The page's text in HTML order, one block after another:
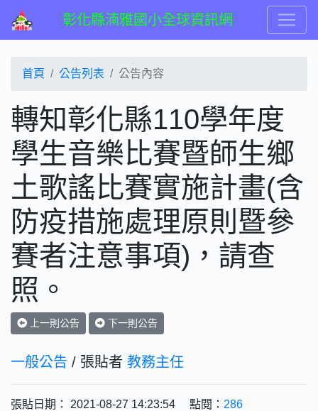
彰化縣湳雅國小全球資訊網
首頁 公告列表 公告內容
轉知彰化縣110學年度
學生音樂比賽暨師生鄉
土歌謠比賽實施計畫(含
防疫措施處理原則暨參
賽者注意事項)，請查
照。
上一則公告 下一則公告
一般公告 / 張貼者 教務主任
張貼日期： 2021-08-27 14:23:54 點閱： 286